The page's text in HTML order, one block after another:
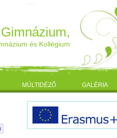
és Kollégium
MÚLTIDÉZŐ GALÉRIA